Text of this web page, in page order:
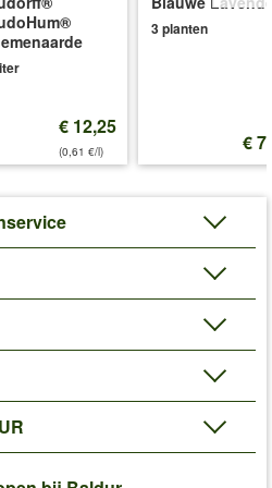
€ 12,25
(0,61 €/l)
3 planten
€